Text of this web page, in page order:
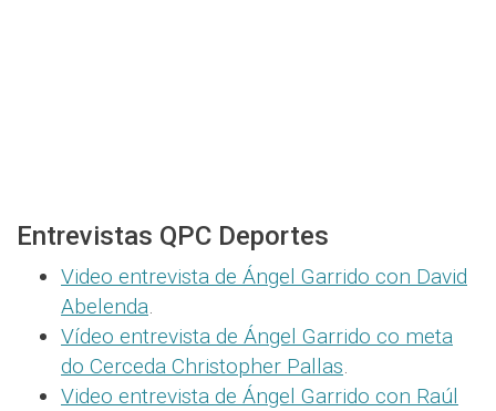
Entrevistas QPC Deportes
Video entrevista de Ángel Garrido con David
Abelenda.
Vídeo entrevista de Ángel Garrido co meta
do Cerceda Christopher Pallas.
Video entrevista de Ángel Garrido con Raúl